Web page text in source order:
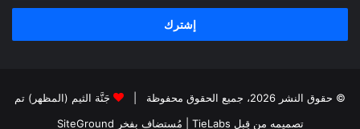
الإلكتروني
© حقوق النشر 2026، جميع الحقوق محفوظة |
جَنَّة الثيم (المظهر) تم
تصميمه من قِبل TieLabs
| مُستضاف بفخر SiteGround